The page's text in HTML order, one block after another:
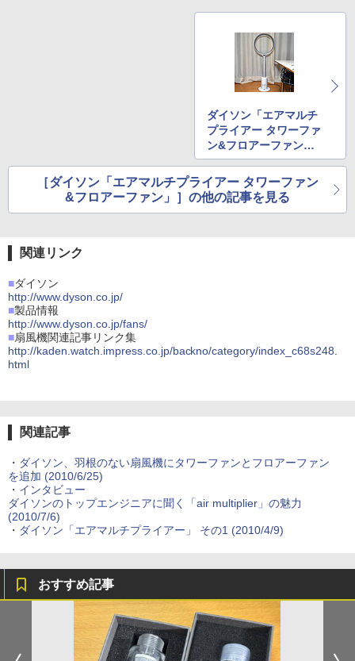
ダイソン「エアマルチ
プライアー タワーファ
ン&フロアーファン」
その2
［ダイソン「エアマルチプライアー タワーファン
&フロアーファン」］の他の記事を見る
関連リンク
■ダイソン
http://www.dyson.co.jp/
■製品情報
http://www.dyson.co.jp/fans/
■扇風機関連記事リンク集
http://kaden.watch.impress.co.jp/backno/category/index_c68s248.
html
関連記事
・ ダイソン、羽根のない扇風機にタワーファンとフロアーファン
を追加 (2010/6/25)
・ インタビュー
ダイソンのトップエンジニアに聞く「air multiplier」の魅力
(2010/7/6)
・ ダイソン「エアマルチプライアー」 その1 (2010/4/9)
おすすめ記事